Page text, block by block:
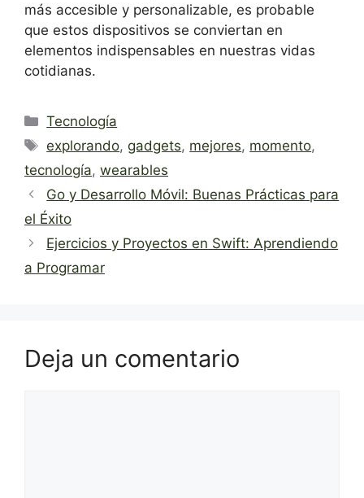
más accesible y personalizable, es probable
que estos dispositivos se conviertan en
elementos indispensables en nuestras vidas
cotidianas.
Categorías
Tecnología
Etiquetas
explorando, gadgets, mejores, momento,
tecnología, wearables
Go y Desarrollo Móvil: Buenas Prácticas para
el Éxito
Ejercicios y Proyectos en Swift: Aprendiendo
a Programar
Deja un comentario